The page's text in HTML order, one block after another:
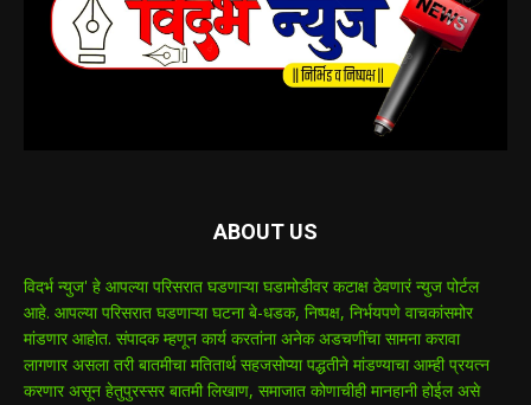
ABOUT US
विदर्भ न्युज' हे आपल्या परिसरात घडणाऱ्या घडामोडीवर कटाक्ष ठेवणारं न्युज पोर्टल
आहे. आपल्या परिसरात घडणाऱ्या घटना बे-धडक, निष्पक्ष, निर्भयपणे वाचकांसमोर
मांडणार आहोत. संपादक म्हणून कार्य करतांना अनेक अडचणींचा सामना करावा
लागणार असला तरी बातमीचा मतितार्थ सहजसोप्या पद्धतीने मांडण्याचा आम्ही प्रयत्न
करणार असून हेतुपुरस्सर बातमी लिखाण, समाजात कोणाचीही मानहानी होईल असे